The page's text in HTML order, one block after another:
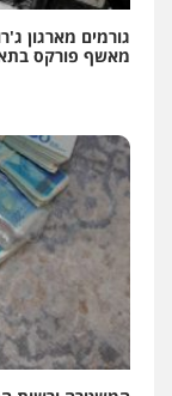
גורמים מארגון
מאשף פורקס